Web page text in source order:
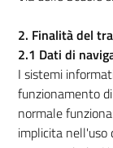
2. Finalità del
2.1 Dati di
I sistemi
funzionamento
normale
implicita nell'uso